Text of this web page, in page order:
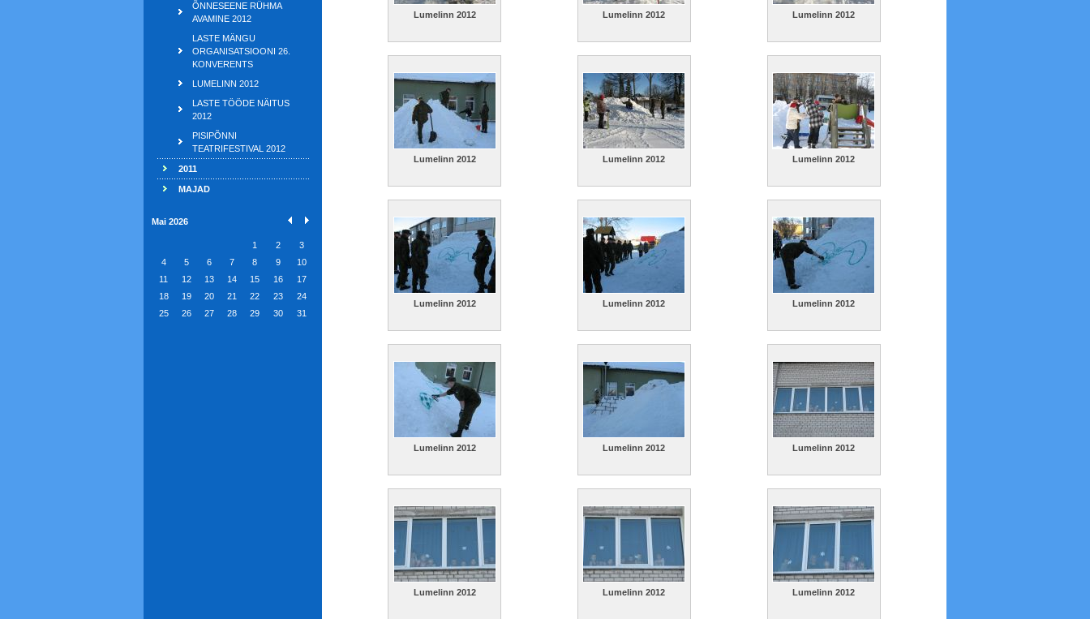
ÕNNESEENE RÜHMA
AVAMINE 2012
LASTE MÄNGU
ORGANISATSIOONI 26.
KONVERENTS
LUMELINN 2012
LASTE TÖÖDE NÄITUS
2012
PISIPÕNNI
TEATRIFESTIVAL 2012
2011
MAJAD
Mai 2026
1 2
3
4
5 6 7 8 9
10
11
12 13 14 15 16
17
18
19 20 21 22 23
24
25
26 27 28 29 30 31
Lumelinn 2012 Lumelinn 2012 Lumelinn 2012
Lumelinn 2012 Lumelinn 2012 Lumelinn 2012
Lumelinn 2012 Lumelinn 2012 Lumelinn 2012
Lumelinn 2012 Lumelinn 2012 Lumelinn 2012
Lumelinn 2012 Lumelinn 2012 Lumelinn 2012